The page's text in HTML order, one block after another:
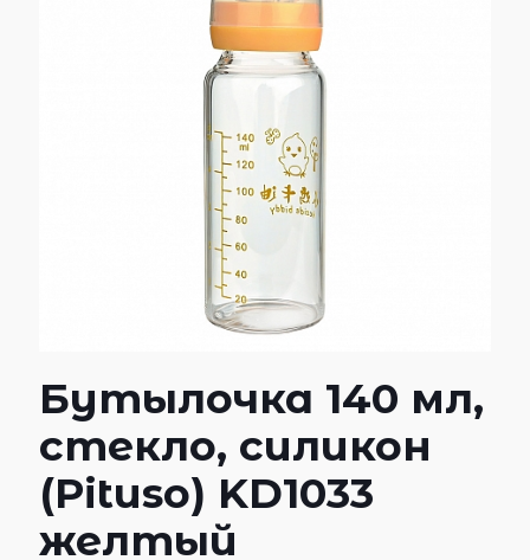
Бутылочка 140 мл,
стекло, силикон
(Pituso) KD1033
желтый